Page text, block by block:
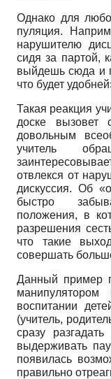
Однако для
пуляция.
нарушителю
сидя за партой,
выйдешь сюда и
что будет
Такая реакция
доске вызовет
довольным
учитель
отвлекся от
дискуссия. Об
быстро
положения, в
разрешения
что такие
совершать
Данный пример
воспитании
(учитель,
сразу
выдерживать
появилась
правильно